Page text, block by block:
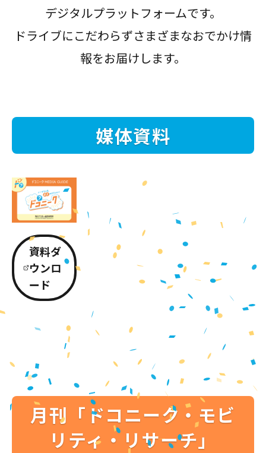
デジタルプラットフォームです。
ドライブにこだわらずさまざまなおでかけ情
報をお届けします。
媒体資料
資料ダ
ウンロ
ード
月刊「ドコニーク・モビ
リティ・リサーチ」